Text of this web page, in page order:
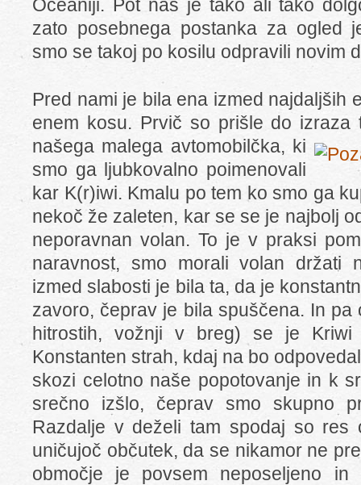
Oceaniji. Pot nas je tako ali tako
zato posebnega postanka za ogled
smo se takoj po kosilu odpravili novim
Pred nami je bila ena izmed najdaljših
enem kosu. Prvič so prišle do izraza
našega malega avtomobilčka, ki
smo ga ljubkovalno poimenovali
kar K(r)iwi. Kmalu po tem ko smo ga
nekoč že zaleten, kar se se je najbolj
neporavnan volan. To je v praksi
naravnost, smo morali volan držati
izmed slabosti je bila ta, da je
zavoro, čeprav je bila spuščena. In
hitrostih, vožnji v breg) se je Kriwi
Konstanten strah, kdaj na bo
skozi celotno naše popotovanje in k
srečno izšlo, čeprav smo skupno
Razdalje v deželi tam spodaj so res
uničujoč občutek, da se nikamor ne
območje je povsem neposeljeno in